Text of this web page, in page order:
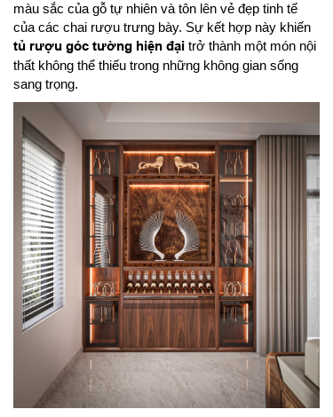
màu sắc của gỗ tự nhiên và tôn lên vẻ đẹp tinh tế
của các chai rượu trưng bày. Sự kết hợp này khiến
tủ rượu góc tường hiện đại trở thành một món nội
thất không thể thiếu trong những không gian sống
sang trọng.